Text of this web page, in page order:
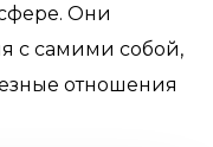
Они
с самими собой,
отношения